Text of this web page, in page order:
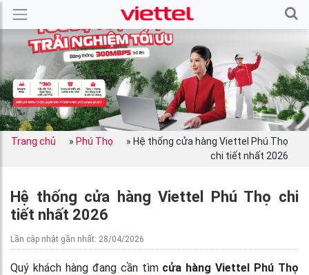
Trang chủ » Phú Thọ » Hệ thống cửa hàng Viettel Phú Thọ
chi tiết nhất 2026
Hệ thống cửa hàng Viettel Phú Thọ chi
tiết nhất 2026
Lần cập nhật gần nhất: 28/04/2026
Quý khách hàng đang cần tìmcửa hàng Viettel Phú Thọ